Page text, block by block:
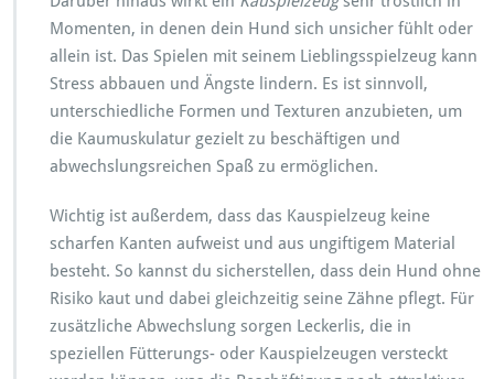
Momenten, in denen dein Hund sich unsicher fühlt oder
allein ist. Das Spielen mit seinem Lieblingsspielzeug kann
Stress abbauen und Ängste lindern. Es ist sinnvoll,
unterschiedliche Formen und Texturen anzubieten, um
die Kaumuskulatur gezielt zu beschäftigen und
abwechslungsreichen Spaß zu ermöglichen.
Wichtig ist außerdem, dass das Kauspielzeug keine
scharfen Kanten aufweist und aus ungiftigem Material
besteht. So kannst du sicherstellen, dass dein Hund ohne
Risiko kaut und dabei gleichzeitig seine Zähne pflegt. Für
zusätzliche Abwechslung sorgen Leckerlis, die in
speziellen Fütterungs- oder Kauspielzeugen versteckt